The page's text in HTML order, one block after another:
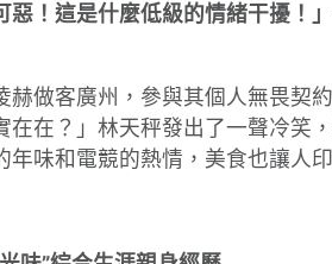
惡！這是什麼低級的情緒干擾！
赫做客廣州，參與其個人無畏契
在在？」林天秤發出了一聲冷笑
年味和電競的熱情，美食也讓人